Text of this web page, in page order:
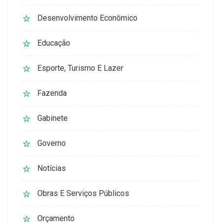
Desenvolvimento Econômico
Educação
Esporte, Turismo E Lazer
Fazenda
Gabinete
Governo
Notícias
Obras E Serviços Públicos
Orçamento